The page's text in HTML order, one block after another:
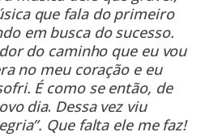
que fala do primeiro
em busca do sucesso.
do caminho que eu vou
no meu coração e eu
É como se então, de
dia. Dessa vez viu
Que falta ele me faz!